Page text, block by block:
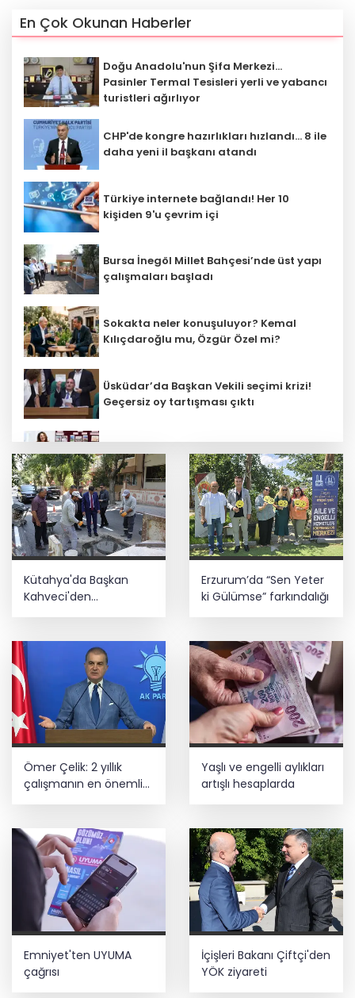
En Çok Okunan Haberler
Doğu Anadolu'nun Şifa Merkezi...
Pasinler Termal Tesisleri yerli ve yabancı
turistleri ağırlıyor
CHP'de kongre hazırlıkları hızlandı... 8 ile
daha yeni il başkanı atandı
Türkiye internete bağlandı! Her 10
kişiden 9'u çevrim içi
Bursa İnegöl Millet Bahçesi’nde üst yapı
çalışmaları başladı
Sokakta neler konuşuluyor? Kemal
Kılıçdaroğlu mu, Özgür Özel mi?
Üsküdar’da Başkan Vekili seçimi krizi!
Geçersiz oy tartışması çıktı
açıklandı
Başkan Aydın, Osmangazi Doğancı’da
talepleri dinledi
İnşaatta dijital dönem başlıyor... Ruhsat
projelerinde BIM ve e-PYS zorunluluğu
Tan Çetinkaya kazandı
Kütahya'da Başkan
Kahveci'den
çalışmalara yakın
Erzurum’da “Sen Yeter
ki Gülümse” farkındalığı
Ömer Çelik: 2 yıllık
çalışmanın en önemli
aşamasındayız
Yaşlı ve engelli aylıkları
artışlı hesaplarda
Emniyet'ten UYUMA
çağrısı
İçişleri Bakanı Çiftçi'den
YÖK ziyareti